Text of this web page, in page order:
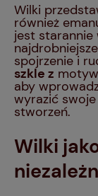
Wilki
również
jest starannie
spojrzenie i
szkle z
aby
wyrazić swoje
stworzeń.
Wilki